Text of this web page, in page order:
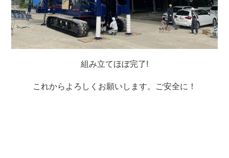
組み立てほぼ完了!
これからよろしくお願いします。ご安全に！